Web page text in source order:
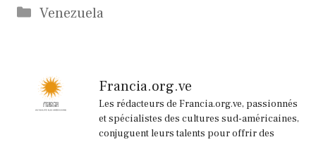
Catégories
Venezuela
Francia.org.ve
Les rédacteurs de Francia.org.ve, passionnés
et spécialistes des cultures sud-américaines,
conjuguent leurs talents pour offrir des